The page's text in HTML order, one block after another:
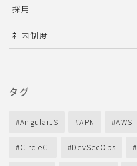
採用
社内制度
タグ
AngularJS APN AWS
CircleCI DevSecOps